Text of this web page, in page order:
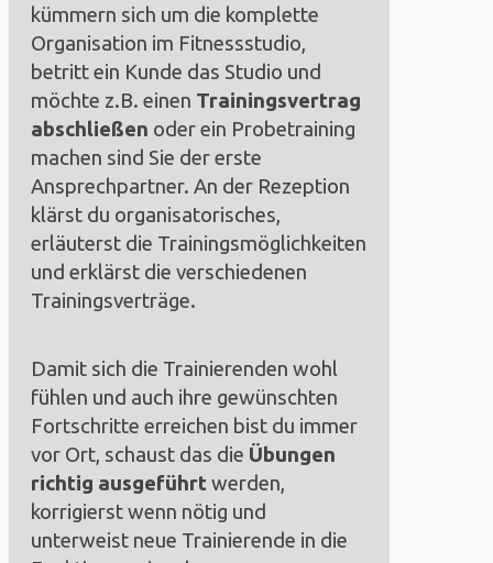
kümmern sich um die komplette
Organisation im Fitnessstudio,
betritt ein Kunde das Studio und
möchte z.B. einen Trainingsvertrag
abschließen oder ein Probetraining
machen sind Sie der erste
Ansprechpartner. An der Rezeption
klärst du organisatorisches,
erläuterst die Trainingsmöglichkeiten
und erklärst die verschiedenen
Trainingsverträge.
Damit sich die Trainierenden wohl
fühlen und auch ihre gewünschten
Fortschritte erreichen bist du immer
vor Ort, schaust das die Übungen
richtig ausgeführtwerden,
korrigierst wenn nötig und
unterweist neue Trainierende in die